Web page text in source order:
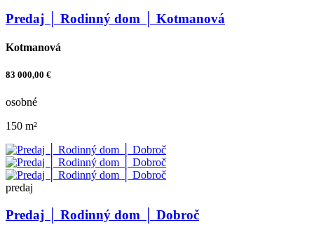
Predaj │ Rodinný dom │ Kotmanová
Kotmanová
83 000,00 €
osobné
150 m²
predaj
Predaj │ Rodinný dom │ Dobroč